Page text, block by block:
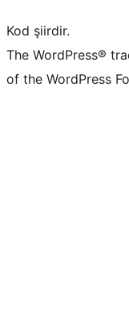
Kod şiirdir.
The WordPress®
of the WordPress